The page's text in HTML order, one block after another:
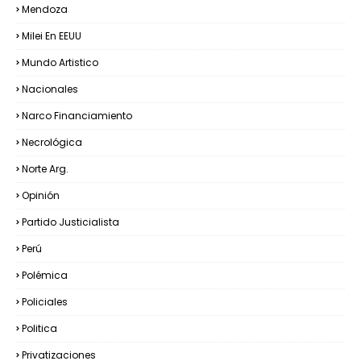
Mendoza
Milei En EEUU
Mundo Artistico
Nacionales
Narco Financiamiento
Necrológica
Norte Arg.
Opinión
Partido Justicialista
Perú
Polémica
Policiales
Politica
Privatizaciones